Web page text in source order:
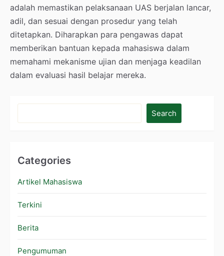
adalah memastikan pelaksanaan UAS berjalan lancar,
adil, dan sesuai dengan prosedur yang telah
ditetapkan. Diharapkan para pengawas dapat
memberikan bantuan kepada mahasiswa dalam
memahami mekanisme ujian dan menjaga keadilan
dalam evaluasi hasil belajar mereka.
Search
Categories
Artikel Mahasiswa
Terkini
Berita
Pengumuman